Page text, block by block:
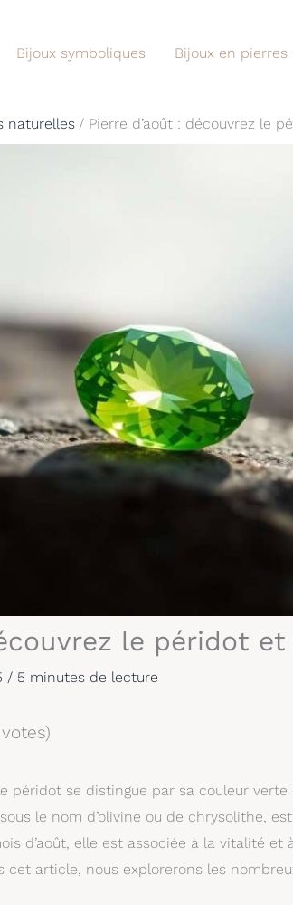
Bijoux symboliques Bijoux en pierres
naturelles Pierre d’août : découvrez le
le péridot
/ 5 minutes de lecture
péridot se distingue par sa couleur
le nom d’olivine ou de chrysolithe,
d’août, elle est associée à la vitalité et
cet article, nous explorerons les